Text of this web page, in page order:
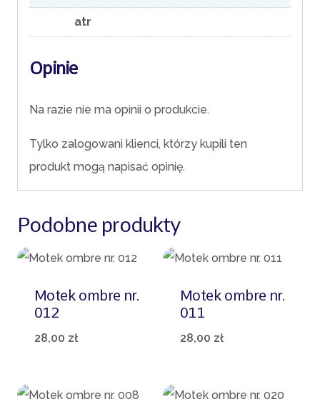
atr
Opinie
Na razie nie ma opinii o produkcie.
Tylko zalogowani klienci, którzy kupili ten
produkt mogą napisać opinię.
Podobne produkty
Motek ombre nr.
012
28,00 zł
Motek ombre nr.
011
28,00 zł